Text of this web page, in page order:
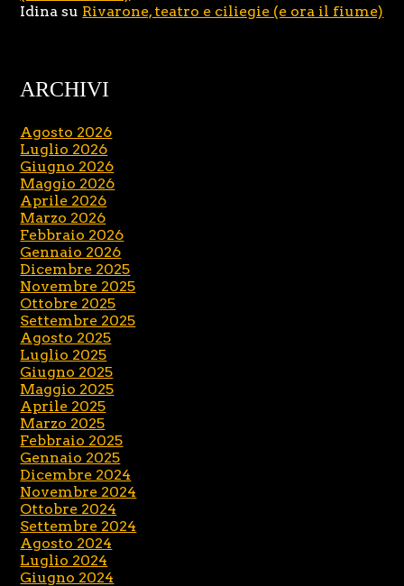
Idina su Rivarone, teatro e ciliegie (e ora il fiume)
ARCHIVI
Agosto 2026
Luglio 2026
Giugno 2026
Maggio 2026
Aprile 2026
Marzo 2026
Febbraio 2026
Gennaio 2026
Dicembre 2025
Novembre 2025
Ottobre 2025
Settembre 2025
Agosto 2025
Luglio 2025
Giugno 2025
Maggio 2025
Aprile 2025
Marzo 2025
Febbraio 2025
Gennaio 2025
Dicembre 2024
Novembre 2024
Ottobre 2024
Settembre 2024
Agosto 2024
Luglio 2024
Giugno 2024